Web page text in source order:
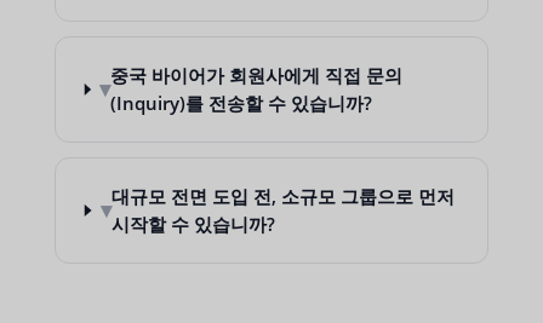
▾중국 바이어가 회원사에게 직접 문의
(Inquiry)를 전송할 수 있습니까?
▾대규모 전면 도입 전, 소규모 그룹으로 먼저
시작할 수 있습니까?